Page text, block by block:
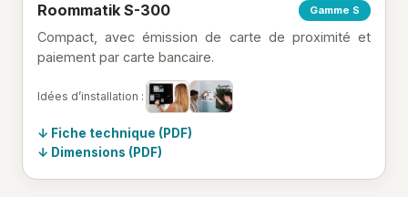
Roommatik S-300 Gamme S
Compact, avec émission de carte de proximité et
paiement par carte bancaire.
Idées d’installation :
Fiche technique (PDF)
Dimensions (PDF)